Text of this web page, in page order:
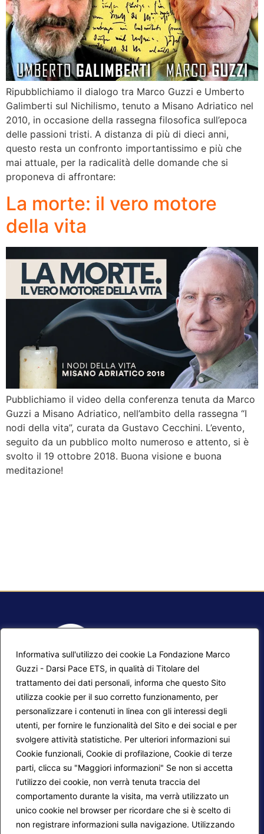
Informativa sull'utilizzo dei cookie La Fondazione Marco
Guzzi - Darsi Pace ETS, in qualità di Titolare del
trattamento dei dati personali, informa che questo Sito
utilizza cookie per il suo corretto funzionamento, per
personalizzare i contenuti in linea con gli interessi degli
utenti, per fornire le funzionalità del Sito e dei social e per
svolgere attività statistiche. Per ulteriori informazioni sui
Cookie funzionali, Cookie di profilazione, Cookie di terze
parti, clicca su "Maggiori informazioni" Se non si accetta
l'utilizzo dei cookie, non verrà tenuta traccia del
comportamento durante la visita, ma verrà utilizzato un
unico cookie nel browser per ricordare che si è scelto di
non registrare informazioni sulla navigazione. Utilizzando
Ripubblichiamo il dialogo tra Marco Guzzi e Umberto
Galimberti sul Nichilismo, tenuto a Misano Adriatico nel
2010, in occasione della rassegna filosofica sull’epoca
delle passioni tristi. A distanza di più di dieci anni,
questo resta un confronto importantissimo e più che
mai attuale, per la radicalità delle domande che si
proponeva di affrontare:
La morte: il vero motore
della vita
Pubblichiamo il video della conferenza tenuta da Marco
Guzzi a Misano Adriatico, nell’ambito della rassegna “I
nodi della vita”, curata da Gustavo Cecchini. L’evento,
seguito da un pubblico molto numeroso e attento, si è
svolto il 19 ottobre 2018. Buona visione e buona
meditazione!
Mappa del sito
Progetti Darsi Pace
Login redattori
Contatti
Calendario corsi
Privacy Policy
Cookie Policy
Seguici su: